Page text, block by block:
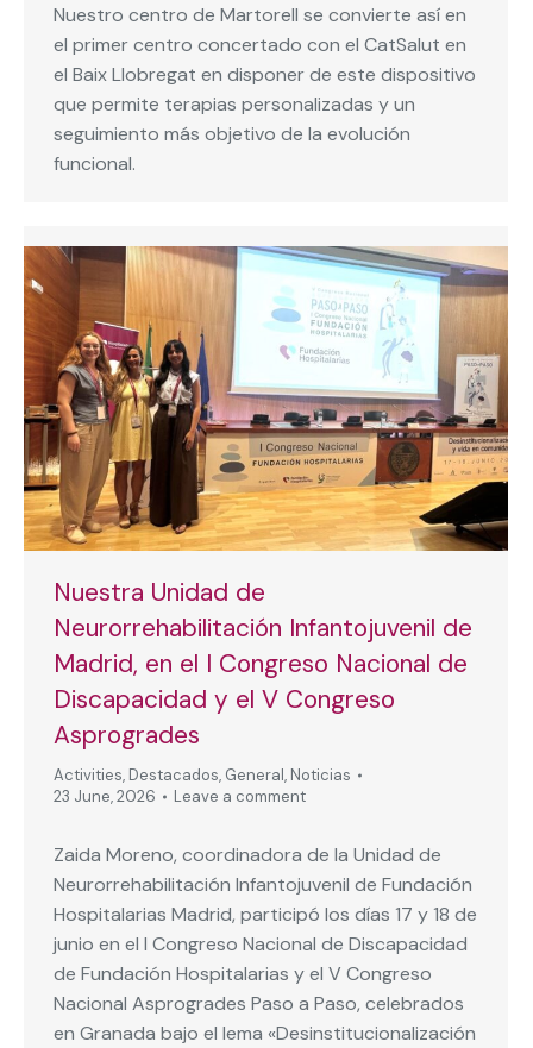
Nuestro centro de Martorell se convierte así en
el primer centro concertado con el CatSalut en
el Baix Llobregat en disponer de este dispositivo
que permite terapias personalizadas y un
seguimiento más objetivo de la evolución
funcional.
Nuestra Unidad de
Neurorrehabilitación Infantojuvenil de
Madrid, en el I Congreso Nacional de
Discapacidad y el V Congreso
Asprogrades
Activities, Destacados, General, Noticias
23 June, 2026
Leave a comment
Zaida Moreno, coordinadora de la Unidad de
Neurorrehabilitación Infantojuvenil de Fundación
Hospitalarias Madrid, participó los días 17 y 18 de
junio en el I Congreso Nacional de Discapacidad
de Fundación Hospitalarias y el V Congreso
Nacional Asprogrades Paso a Paso, celebrados
en Granada bajo el lema «Desinstitucionalización